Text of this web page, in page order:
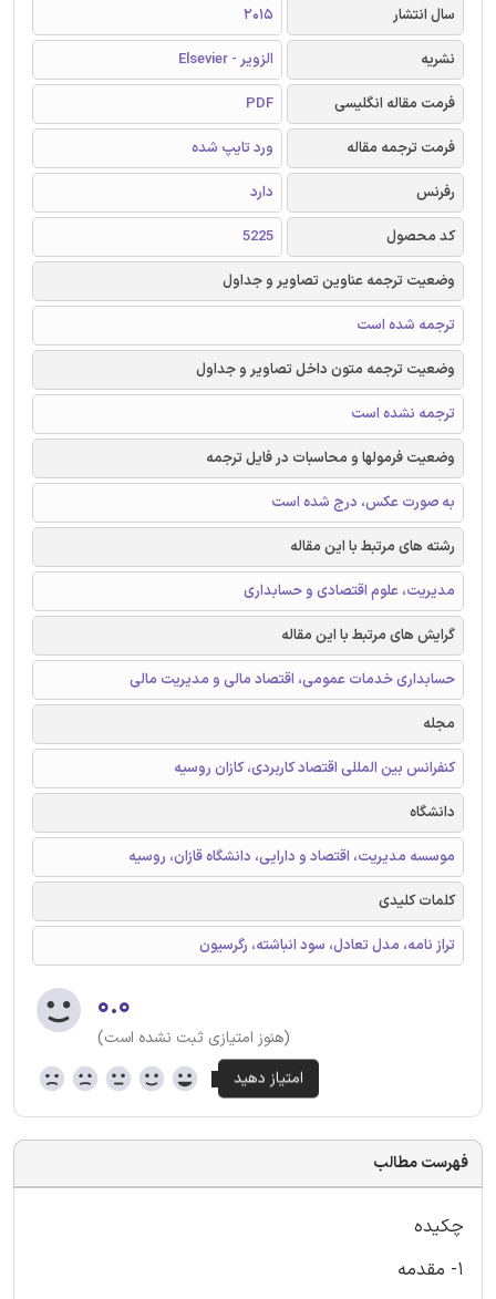
سال انتشار
2015
نشریه
الزویر - Elsevier
فرمت مقاله انگلیسی
PDF
فرمت ترجمه مقاله
ورد تایپ شده
رفرنس
دارد
کد محصول
5225
وضعیت ترجمه عناوین تصاویر و جداول
ترجمه شده است
وضعیت ترجمه متون داخل تصاویر و جداول
ترجمه نشده است
وضعیت فرمولها و محاسبات در فایل ترجمه
به صورت عکس، درج شده است
رشته های مرتبط با این مقاله
مدیریت، علوم اقتصادی و حسابداری
گرایش های مرتبط با این مقاله
حسابداری خدمات عمومی، اقتصاد مالی و مدیریت مالی
مجله
کنفرانس بین المللی اقتصاد کاربردی، کازان روسیه
دانشگاه
موسسه مدیریت، اقتصاد و دارایی، دانشگاه قازان، روسیه
کلمات کلیدی
تراز نامه، مدل تعادل، سود انباشته، رگرسيون
۰.۰
(هنوز امتیازی ثبت نشده است)
فهرست مطالب
چكيده
1- مقدمه